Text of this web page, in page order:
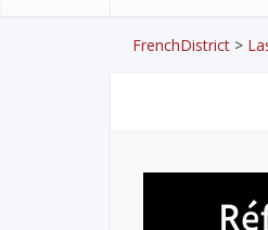
FrenchDistrict >